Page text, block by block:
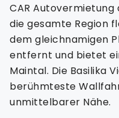
CAR
die gesamte Region
dem gleichnamigen
entfernt und bietet
Maintal. Die Basilika
berühmteste
unmittelbarer Nähe.